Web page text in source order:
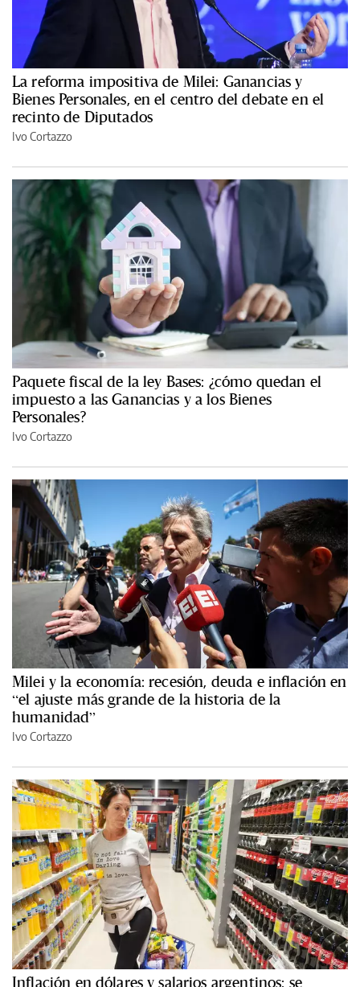
La reforma impositiva de Milei: Ganancias y
Bienes Personales, en el centro del debate en el
recinto de Diputados
Ivo Cortazzo
Paquete fiscal de la ley Bases: ¿cómo quedan el
impuesto a las Ganancias y a los Bienes
Personales?
Ivo Cortazzo
Milei y la economía: recesión, deuda e inflación en
“el ajuste más grande de la historia de la
humanidad”
Ivo Cortazzo
Inflación en dólares y salarios argentinos: se